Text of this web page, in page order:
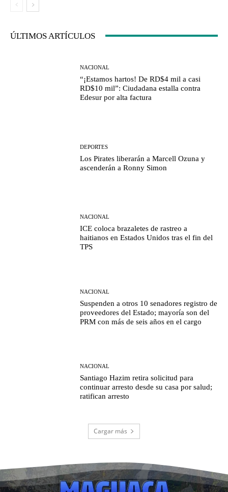
ÚLTIMOS ARTÍCULOS
NACIONAL
“¡Estamos hartos! De RD$4 mil a casi
RD$10 mil”: Ciudadana estalla contra
Edesur por alta factura
DEPORTES
Los Pirates liberarán a Marcell Ozuna y
ascenderán a Ronny Simon
NACIONAL
ICE coloca brazaletes de rastreo a
haitianos en Estados Unidos tras el fin del
TPS
NACIONAL
Suspenden a otros 10 senadores registro de
proveedores del Estado; mayoría son del
PRM con más de seis años en el cargo
NACIONAL
Santiago Hazim retira solicitud para
continuar arresto desde su casa por salud;
ratifican arresto
Cargar más